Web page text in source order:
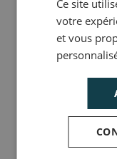
Taboulé à
Prix :7,15 €
Ce site
votre
et vous